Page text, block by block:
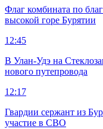
Флаг комбината по
высокой горе Бурятии
12:45
В Улан-Удэ на
нового путепровода
12:17
Гвардии сержант из
участие в СВО